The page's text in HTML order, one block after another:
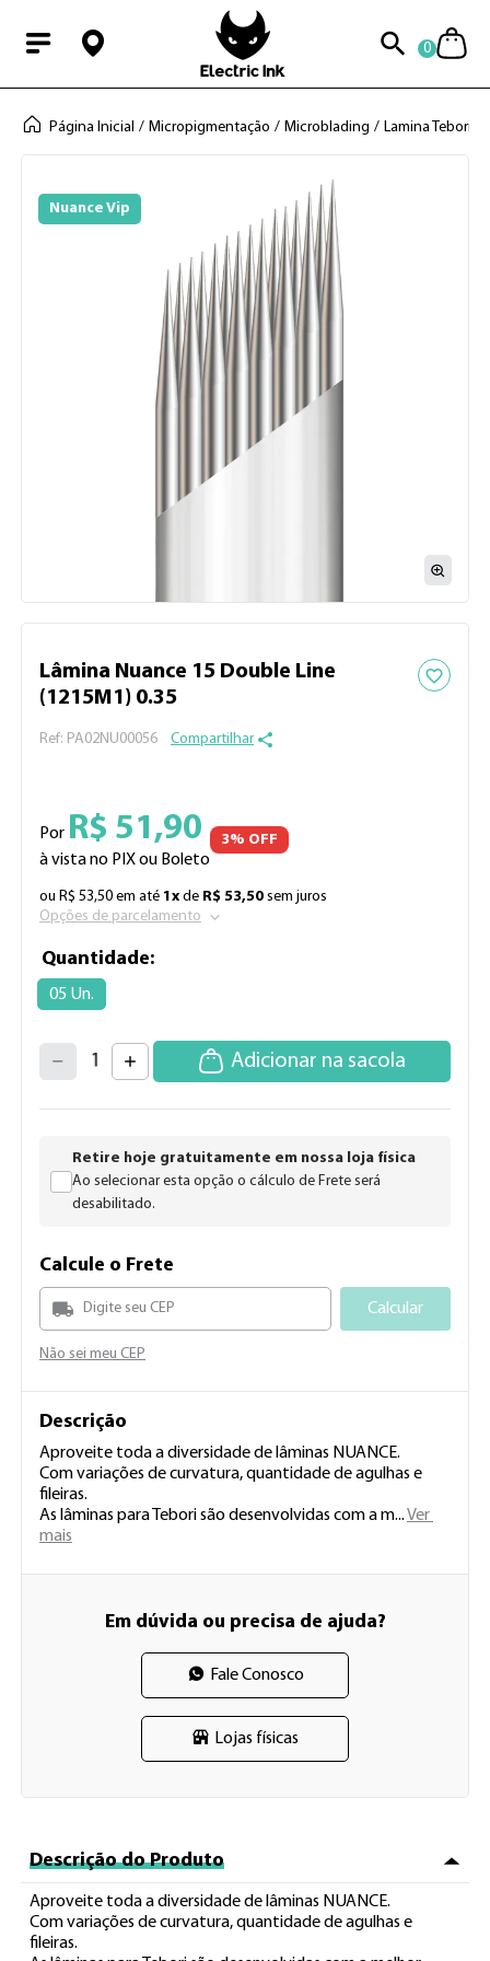
Modal0
Página Inicial Micropigmentação Microblading Lamina Tebori
Nuance Vip
Lâmina Nuance 15 Double Line
(1215M1) 0.35
Adicionar
: PA02NU00056 Compartilhar
Por R$ 51,90
à vista no PIX ou Boleto
3% OFF
ou R$ 53,50 em até 1x de R$ 53,50 sem juros
Opções de parcelamento
Quantidade
05 Un.
1 Adicionar na sacola
Retire hoje gratuitamente em nossa loja física
Ao selecionar esta opção o cálculo de Frete será
desabilitado.
Calcule o Frete
Calcular
Não sei meu CEP
Descrição
Aproveite toda a diversidade de lâminas NUANCE.
Com variações de curvatura, quantidade de agulhas e
fileiras.
As lâminas para Tebori são desenvolvidas com a m ...Ver
mais
Em dúvida ou precisa de ajuda?
Fale Conosco
Lojas físicas
Descrição do Produto
Aproveite toda a diversidade de lâminas NUANCE.
Com variações de curvatura, quantidade de agulhas e
fileiras.